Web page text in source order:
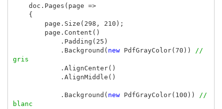
doc . Pages ( page =>
{
page . Size ( 298 , 210 );
page . Content ()
. Padding ( 25 )
. Background ( new PdfGrayColor( 70 ))
//
gris
. AlignCenter()
. AlignMiddle ()
. Background ( new PdfGrayColor( 100 ))
//
blanc